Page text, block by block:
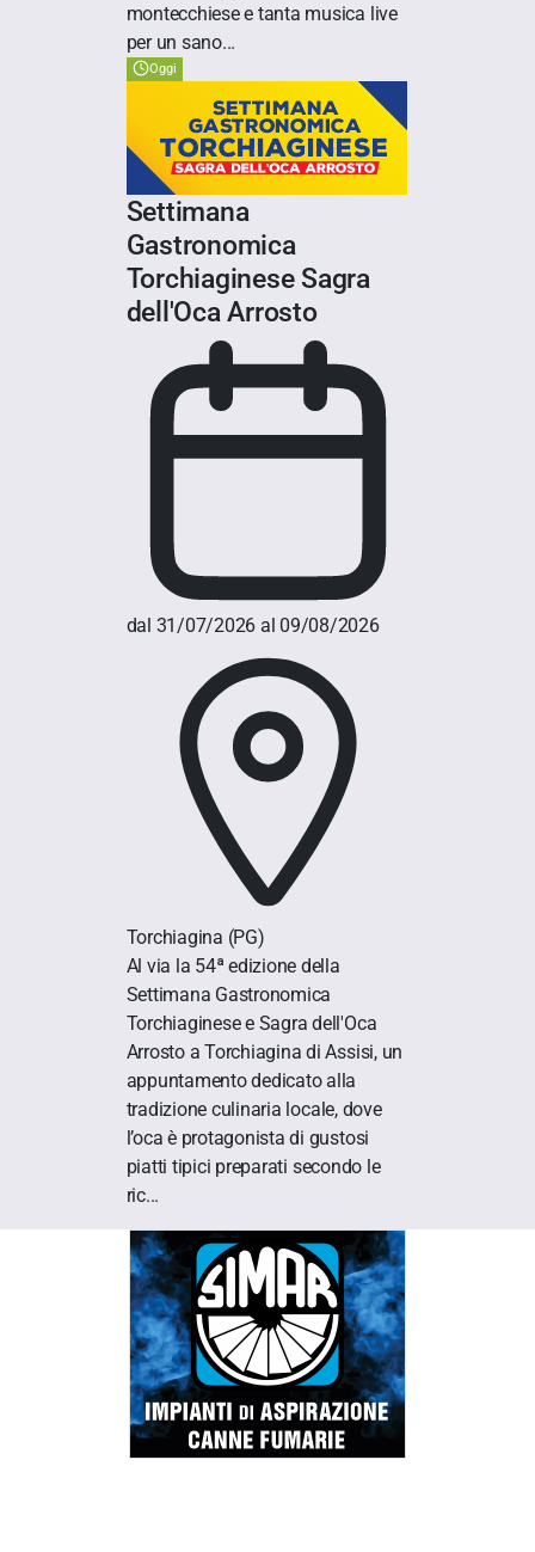
montecchiese e tanta musica live
per un sano...
Oggi
Settimana
Gastronomica
Torchiaginese Sagra
dell'Oca Arrosto
dal 31/07/2026 al 09/08/2026
Torchiagina (PG)
Al via la 54ª edizione della
Settimana Gastronomica
Torchiaginese e Sagra dell'Oca
Arrosto a Torchiagina di Assisi, un
appuntamento dedicato alla
tradizione culinaria locale, dove
l’oca è protagonista di gustosi
piatti tipici preparati secondo le
ric...